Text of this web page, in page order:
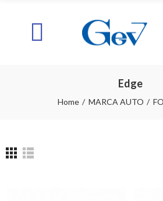
Edge
Home MARCA AUTO